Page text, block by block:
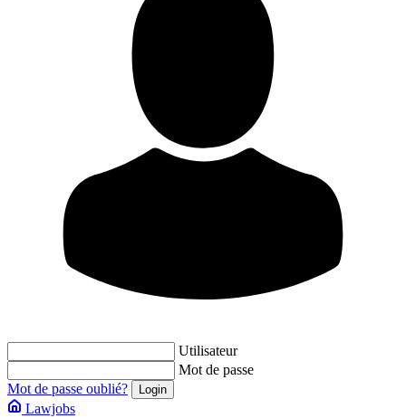
Utilisateur
Mot de passe
Mot de passe oublié?
Lawjobs